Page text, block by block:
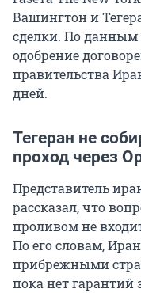
Вашингтон и
сделки. По данным
одобрение
правительства
дней.
Тегеран не
проход через
Представитель
рассказал, что
проливом не
По его словам,
прибрежными
пока нет гарантий